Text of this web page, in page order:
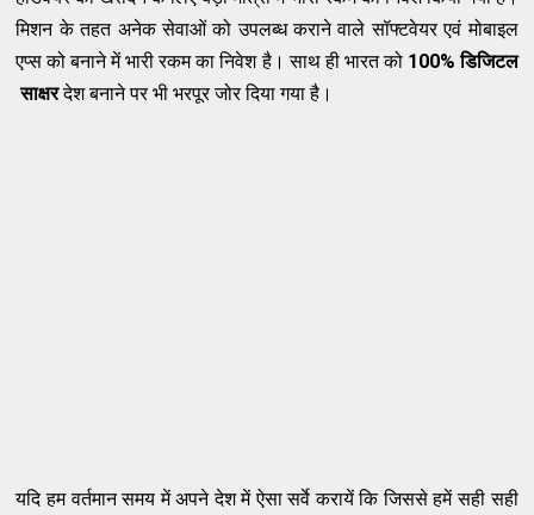
मिशन के तहत अनेक सेवाओं को उपलब्ध कराने वाले सॉफ्टवेयर एवं मोबाइल
एप्स को बनाने में भारी रकम का निवेश है। साथ ही भारत को 100% डिजिटल
साक्षरदेश बनाने पर भी भरपूर जोर दिया गया है।
यदि हम वर्तमान समय में अपने देश में ऐसा सर्वे करायें कि जिससे हमें सही सही